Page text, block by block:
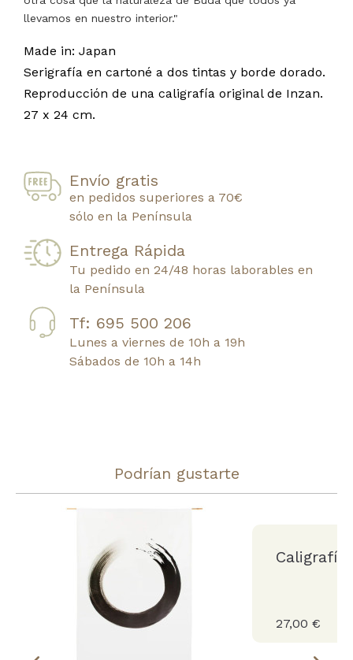
llevamos en nuestro interior."
Made in: Japan
Serigrafía en cartoné a dos tintas y borde dorado.
Reproducción de una caligrafía original de Inzan.
27 x 24 cm.
Envío gratis
en pedidos superiores a 70€
sólo en la Península
Entrega Rápida
Tu pedido en 24/48 horas laborables en
la Península
Tf: 695 500 206
Lunes a viernes de 10h a 19h
Sábados de 10h a 14h
Podrían gustarte
Caligrafía
27,00 €